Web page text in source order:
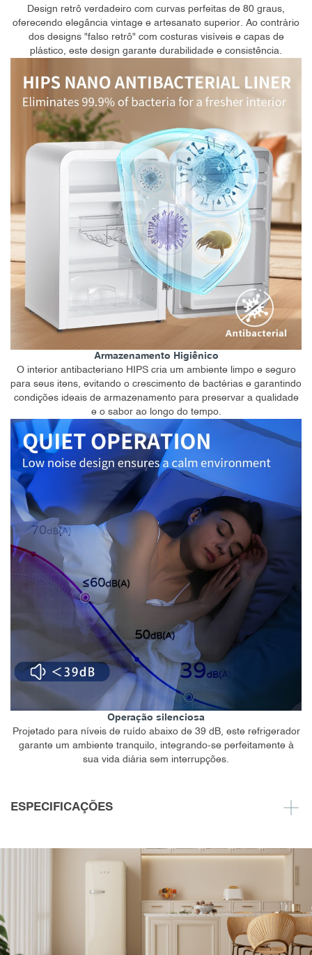
Design retrô verdadeiro com curvas perfeitas de 80 graus,
oferecendo elegância vintage e artesanato superior. Ao contrário
dos designs "falso retrô" com costuras visíveis e capas de
plástico, este design garante durabilidade e consistência.
Armazenamento Higiênico
O interior antibacteriano HIPS cria um ambiente limpo e seguro
para seus itens, evitando o crescimento de bactérias e garantindo
condições ideais de armazenamento para preservar a qualidade
e o sabor ao longo do tempo.
Operação silenciosa
Projetado para níveis de ruído abaixo de 39 dB, este refrigerador
garante um ambiente tranquilo, integrando-se perfeitamente à
sua vida diária sem interrupções.
ESPECIFICAÇÕES